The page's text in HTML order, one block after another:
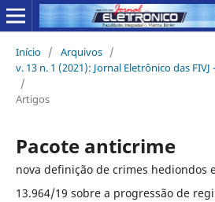
Início / Arquivos /
v. 13 n. 1 (2021): Jornal Eletrônico das FIVJ
/
Artigos
Pacote anticrime
nova definição de crimes hediondos
13.964/19 sobre a progressão de